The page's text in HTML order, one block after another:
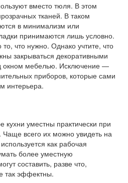
вместо тюля. В этом
тканей. В таком
в минимализм или
принимаются лишь условно.
что нужно. Однако учтите, что
закрываться декоративными
окном мебелью. Исключение —
приборов, которые сами
интерьера.
кухни уместны практически при
всего их можно увидеть на
как рабочая
более уместную
составить, разве что,
так эффектны.